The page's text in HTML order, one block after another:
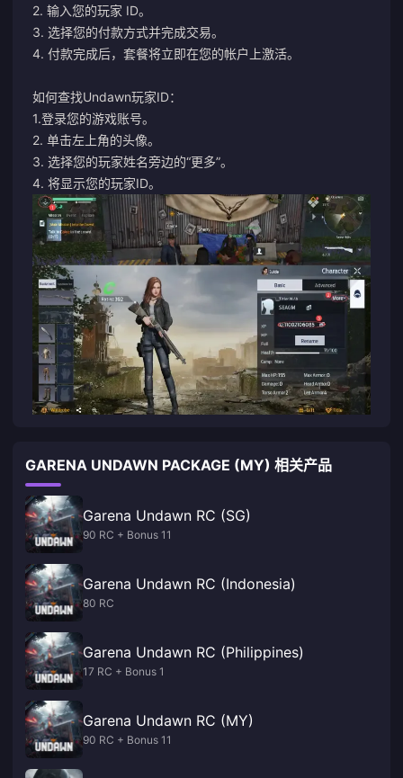
2. 输入您的玩家 ID。
3. 选择您的付款方式并完成交易。
4. 付款完成后，套餐将立即在您的帐户上激活。
如何查找Undawn玩家ID：
1.登录您的游戏账号。
2. 单击左上角的头像。
3. 选择您的玩家姓名旁边的“更多”。
4. 将显示您的玩家ID。
GARENA UNDAWN PACKAGE (MY) 相关产品
Garena Undawn RC (SG)
90 RC + Bonus 11
Garena Undawn RC (Indonesia)
80 RC
Garena Undawn RC (Philippines)
17 RC + Bonus 1
Garena Undawn RC (MY)
90 RC + Bonus 11